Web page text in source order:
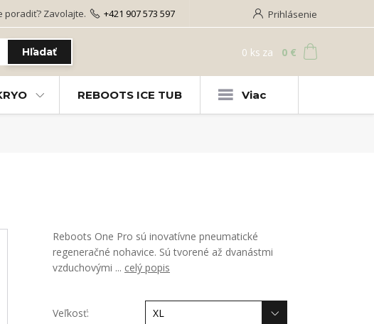
Prihlásenie
Hľadať
poradiť? Zavolajte. +421 907 573 597
0 ks za 0 €
REBOOTS ICE TUB Viac
Reboots One Pro sú inovatívne pneumatické
regeneračné nohavice. Sú tvorené až dvanástmi
vzduchovými ... celý popis
Veľkosť: